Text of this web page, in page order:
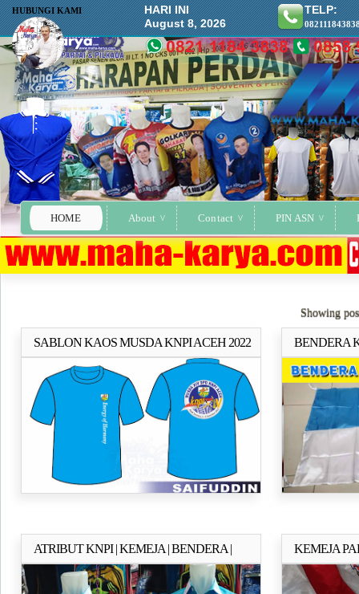
HOME About Contact PIN ASN
HUBUNGI KAMI
HARI INI
August 8, 2026
TELP:
Showing
SABLON KAOS MUSDA KNPI ACEH 2022
Selengkapnya..
BENDERA
MINIMAL
ATRIBUT KNPI | KEMEJA | BENDERA |
TOPI KNPI DAN ORMAS LAIN NYA
Selengkapnya..
KEMEJA
(UDIN-